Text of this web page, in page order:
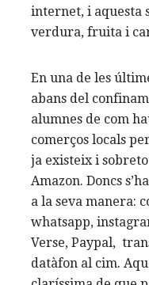
internet, i aquesta
verdura, fruita i
En una de les
abans del
alumnes de com
comerços locals
ja existeix i
Amazon. Doncs
a la seva manera:
whatsapp,
Verse, Paypal,
datàfon al cim.